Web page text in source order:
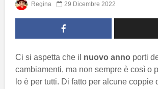
Regina 29 Dicembre 2022
Ci si aspetta che il nuovo anno porti
cambiamenti, ma non sempre è così o
lo è per tutti. Di fatto per alcune coppie